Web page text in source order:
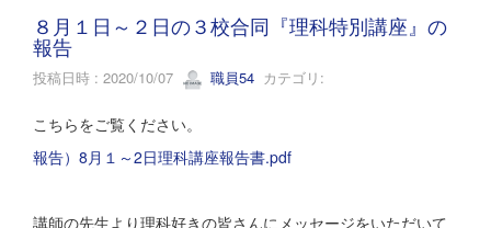
８月１日～２日の３校合同『理科特別講座』の
報告
投稿日時 : 2020/10/07 職員54 カテゴリ:
こちらをご覧ください。
報告）8月１～2日理科講座報告書.pdf
講師の先生より理科好きの皆さんにメッセージをいただいて